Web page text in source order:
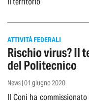
ATTIVITÀ FEDERALI
Rischio virus? Il
del Politecnico
News | 01 giugno 2020
Il Coni ha